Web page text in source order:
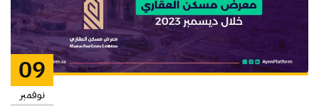
09
نوفمبر